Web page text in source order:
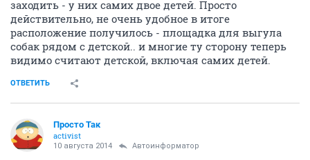
заходить - у них самих двое детей. Просто
действительно, не очень удобное в итоге
расположение получилось - площадка для выгула
собак рядом с детской.. и многие ту сторону теперь
видимо считают детской, включая самих детей.
ОТВЕТИТЬ
Просто Так
activist
10 августа 2014 Автоинформатор